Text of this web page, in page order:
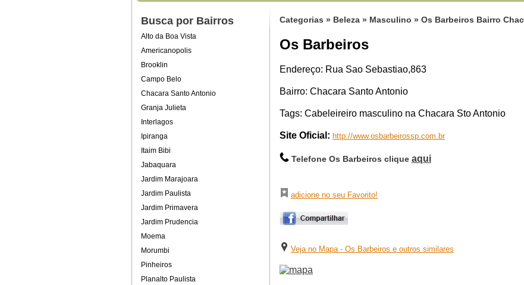
Busca por Bairros
Alto da Boa Vista
Americanopolis
Brooklin
Campo Belo
Chacara Santo Antonio
Granja Julieta
Interlagos
Ipiranga
Itaim Bibi
Jabaquara
Jardim Marajoara
Jardim Paulista
Jardim Primavera
Jardim Prudencia
Moema
Morumbi
Pinheiros
Planalto Paulista
Categorias » Beleza » Masculino » Os Barbeiros Bairro
Os Barbeiros
Endereço: Rua Sao Sebastiao,863
Bairro: Chacara Santo Antonio
Tags: Cabeleireiro masculino na Chacara Sto Antonio
Site Oficial: http://www.osbarbeirossp.com.br
Telefone Os Barbeiros clique aqui
adicione no seu Favorito!
Veja no Mapa - Os Barbeiros e outros similares